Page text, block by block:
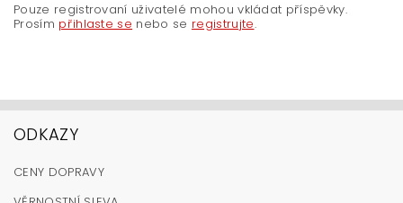
Pouze registrovaní uživatelé mohou vkládat příspěvky.
Prosím přihlaste se nebo se registrujte.
ODKAZY
CENY DOPRAVY